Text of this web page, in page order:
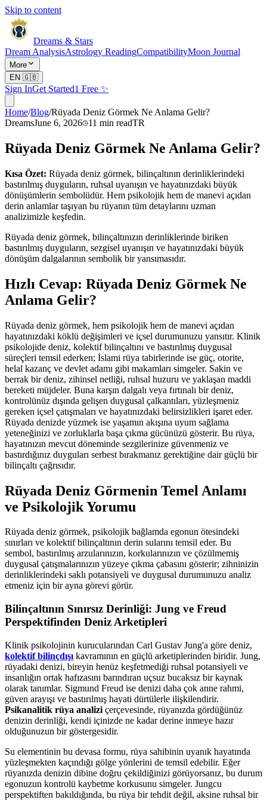
Skip to content
Dreams & Stars
Dream AnalysisAstrology ReadingCompatibilityMoon Journal
More
EN 🇬🇧
Sign InGet Started1 Free ✨
Home/Blog/Rüyada Deniz Görmek Ne Anlama Gelir?
DreamsJune 6, 2026 11 min readTR
Rüyada Deniz Görmek Ne Anlama Gelir?
Kısa Özet: Rüyada deniz görmek, bilinçaltının derinliklerindeki
bastırılmış duyguların, ruhsal uyanışın ve hayatınızdaki büyük
dönüşümlerin sembolüdür. Hem psikolojik hem de manevi açıdan
derin anlamlar taşıyan bu rüyanın tüm detaylarını uzman
analizimizle keşfedin.
Rüyada deniz görmek, bilinçaltınızın derinliklerinde biriken
bastırılmış duyguların, sezgisel uyanışın ve hayatınızdaki büyük
dönüşüm dalgalarının sembolik bir yansımasıdır.
Hızlı Cevap: Rüyada Deniz Görmek Ne
Anlama Gelir?
Rüyada deniz görmek, hem psikolojik hem de manevi açıdan
hayatınızdaki köklü değişimleri ve içsel durumunuzu yansıtır. Klinik
psikolojide deniz, kolektif bilinçaltını ve bastırılmış duygusal
süreçleri temsil ederken; İslami rüya tabirlerinde ise güç, otorite,
helal kazanç ve devlet adamı gibi makamları simgeler. Sakin ve
berrak bir deniz, zihinsel netliği, ruhsal huzuru ve yaklaşan maddi
bereketi müjdeler. Buna karşın dalgalı veya fırtınalı bir deniz,
kontrolünüz dışında gelişen duygusal çalkantıları, yüzleşmeniz
gereken içsel çatışmaları ve hayatınızdaki belirsizlikleri işaret eder.
Rüyada denizde yüzmek ise yaşamın akışına uyum sağlama
yeteneğinizi ve zorluklarla başa çıkma gücünüzü gösterir. Bu rüya,
hayatınızın mevcut döneminde sezgilerinize güvenmeniz ve
bastırdığınız duyguları serbest bırakmanız gerektiğine dair güçlü bir
bilinçaltı çağrısıdır.
Rüyada Deniz Görmenin Temel Anlamı
ve Psikolojik Yorumu
Rüyada deniz görmek, psikolojik bağlamda egonun ötesindeki
sınırları ve kolektif bilinçaltının derin sularını temsil eder. Bu
sembol, bastırılmış arzularınızın, korkularınızın ve çözülmemiş
duygusal çatışmalarınızın yüzeye çıkma çabasını gösterir; zihninizin
derinliklerindeki saklı potansiyeli ve duygusal durumunuzu analiz
etmeniz için bir ayna görevi görür.
Bilinçaltının Sınırsız Derinliği: Jung ve Freud
Perspektifinden Deniz Arketipleri
Klinik psikolojinin kurucularından Carl Gustav Jung'a göre deniz,
kolektif bilinçdışı kavramının en güçlü arketiplerinden biridir. Jung,
rüyadaki denizi, bireyin henüz keşfetmediği ruhsal potansiyeli ve
insanlığın ortak hafızasını barındıran uçsuz bucaksız bir kaynak
olarak tanımlar. Sigmund Freud ise denizi daha çok anne rahmi,
güven arayışı ve bastırılmış hayati dürtülerle ilişkilendirir.
Psikanalitik rüya analizi çerçevesinde, rüyanızda gördüğünüz
denizin derinliği, kendi içinizde ne kadar derine inmeye hazır
olduğunuzun bir göstergesidir.
Su elementinin bu devasa formu, rüya sahibinin uyanık hayatında
yüzleşmekten kaçındığı gölge yönlerini de temsil edebilir. Eğer
rüyanızda denizin dibine doğru çekildiğinizi görüyorsanız, bu durum
egonuzun kontrolü kaybetme korkusunu simgeler. Jungcu
perspektiften bakıldığında, bu rüya bir tehdit değil, aksine ruhsal bir